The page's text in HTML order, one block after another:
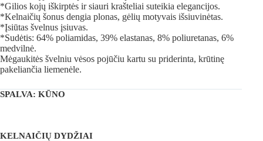
*Gilios kojų iškirptės ir siauri krašteliai suteikia elegancijos.
*Kelnaičių šonus dengia plonas, gėlių motyvais išsiuvinėtas.
*Įsiūtas švelnus įsiuvas.
*Sudėtis: 64% poliamidas, 39% elastanas, 8% poliuretanas, 6%
medvilnė.
Mėgaukitės švelniu vėsos pojūčiu kartu su priderinta, krūtinę
pakeliančia liemenėle.
SPALVA: KŪNO
KELNAIČIŲ DYDŽIAI